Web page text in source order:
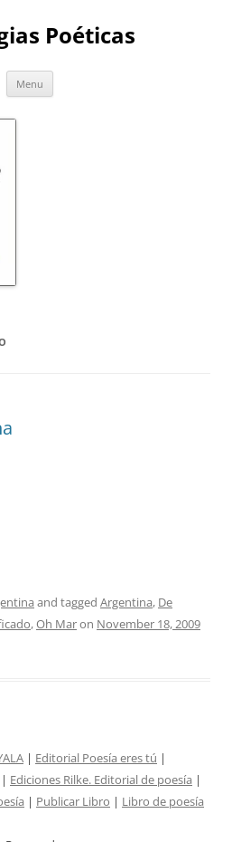
Poéticas
Menu
and tagged Argentina, De
,Oh Maron November 18, 2009
| Editorial Poesía eres tú |
| Ediciones Rilke. Editorial de poesía |
| Publicar Libro | Libro de poesía